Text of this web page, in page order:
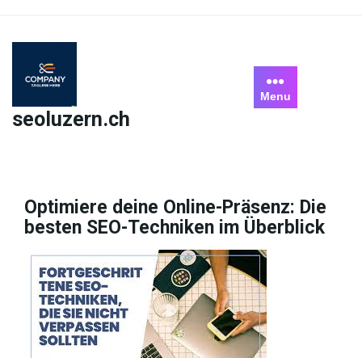
content
seoluzern.ch
Menu
Optimiere deine Online-Präsenz: Die
besten SEO-Techniken im Überblick